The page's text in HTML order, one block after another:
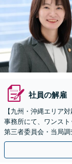
社員の解雇
【九州・沖縄エリア
事務所にて、ワンス
第三者委員会・当局
率的に解決へ。セカ